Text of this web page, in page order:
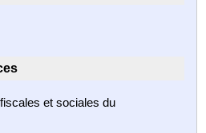
et sociales du